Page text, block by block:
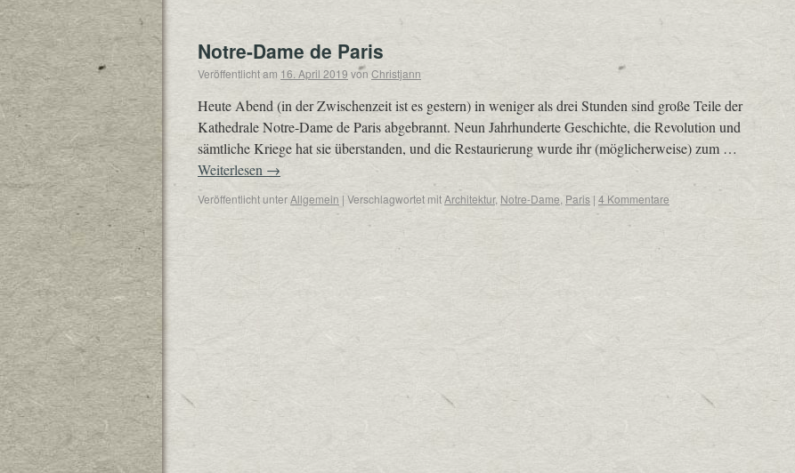
Notre-Dame de Paris
Veröffentlicht am 16. April 2019 von Christjann
Heute Abend (in der Zwischenzeit ist es gestern) in weniger als drei Stunden sind große Teile der
Kathedrale Notre-Dame de Paris abgebrannt. Neun Jahrhunderte Geschichte, die Revolution und
sämtliche Kriege hat sie überstanden, und die Restaurierung wurde ihr (möglicherweise) zum …
Weiterlesen →
Veröffentlicht unterAllgemein | Verschlagwortet mitArchitektur, Notre-Dame Paris | 4 Kommentare